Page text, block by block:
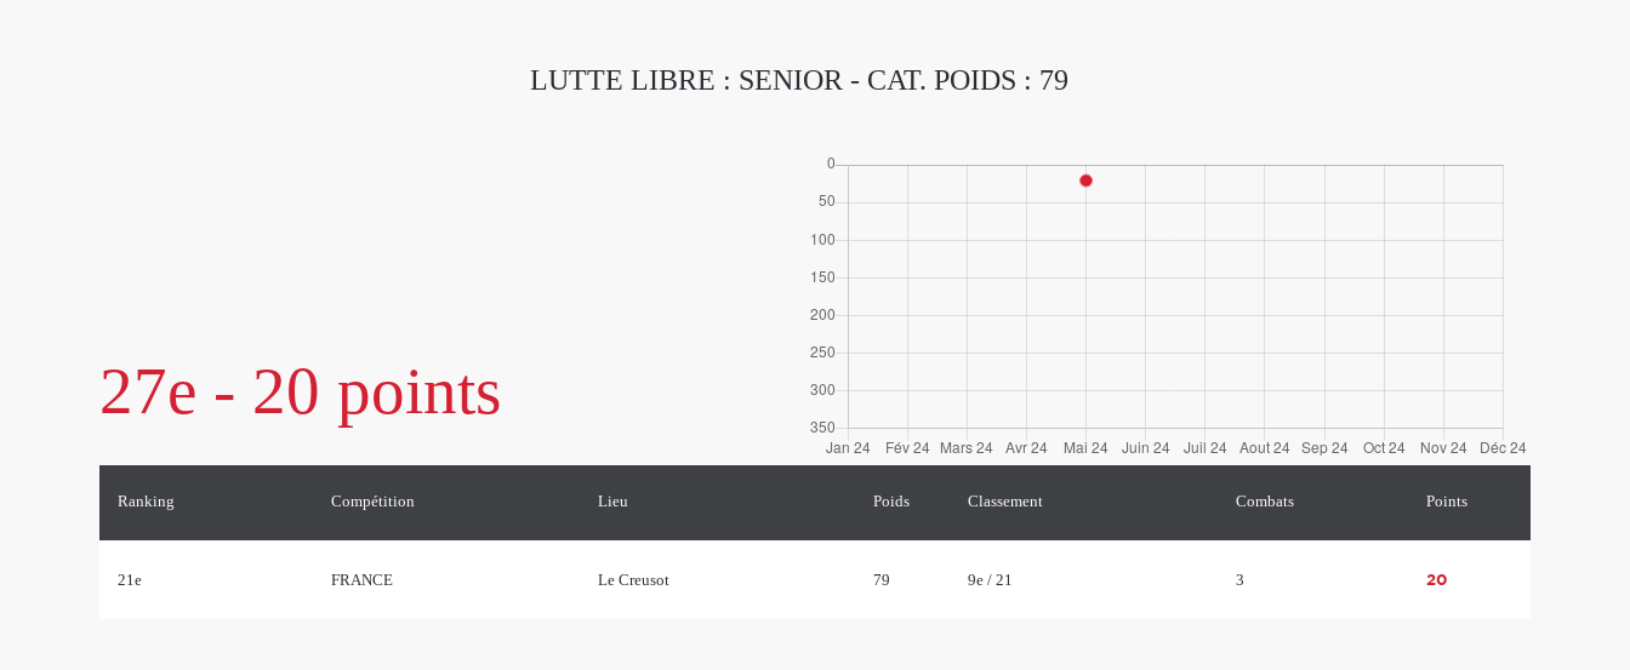
LUTTE LIBRE : SENIOR - CAT. POIDS : 79
27e - 20 points
Ranking Compétition Lieu Poids Classement Combats Points
21e FRANCE Le Creusot 79 9e / 21 3 20